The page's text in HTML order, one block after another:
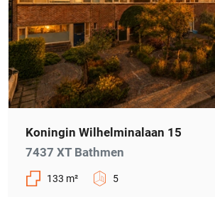
Koningin Wilhelminalaan 15
7437 XT Bathmen
133 m² 5